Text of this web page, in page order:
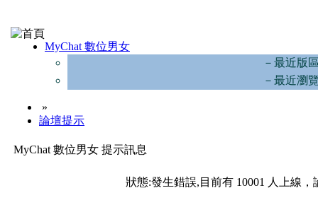
MyChat 數位男女
－最近版
－最近瀏
»
論壇提示
MyChat 數位男女 提示訊息
狀態:發生錯誤,目前有 10001 人上線